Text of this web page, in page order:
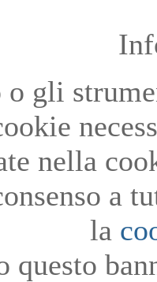
o gli
nella
a
la
questo